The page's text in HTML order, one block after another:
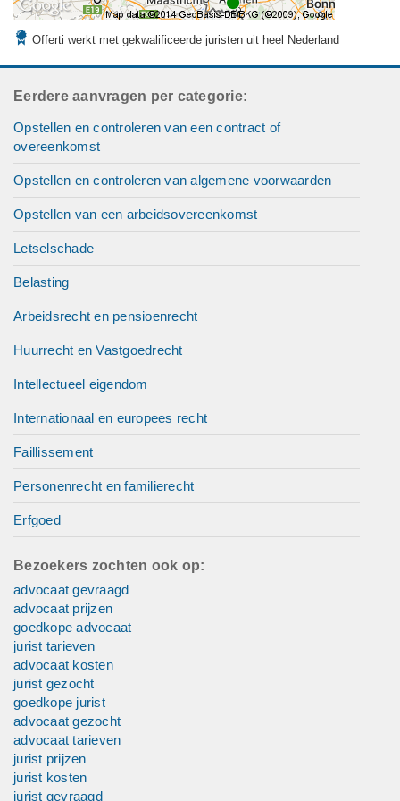
Offerti werkt met gekwalificeerde juristen uit heel Nederland
Eerdere aanvragen per categorie:
Opstellen en controleren van een contract of
overeenkomst
Opstellen en controleren van algemene voorwaarden
Opstellen van een arbeidsovereenkomst
Letselschade
Belasting
Arbeidsrecht en pensioenrecht
Huurrecht en Vastgoedrecht
Intellectueel eigendom
Internationaal en europees recht
Faillissement
Personenrecht en familierecht
Erfgoed
Bezoekers zochten ook op:
advocaat gevraagd
advocaat prijzen
goedkope advocaat
jurist tarieven
advocaat kosten
jurist gezocht
goedkope jurist
advocaat gezocht
advocaat tarieven
jurist prijzen
jurist kosten
jurist gevraagd